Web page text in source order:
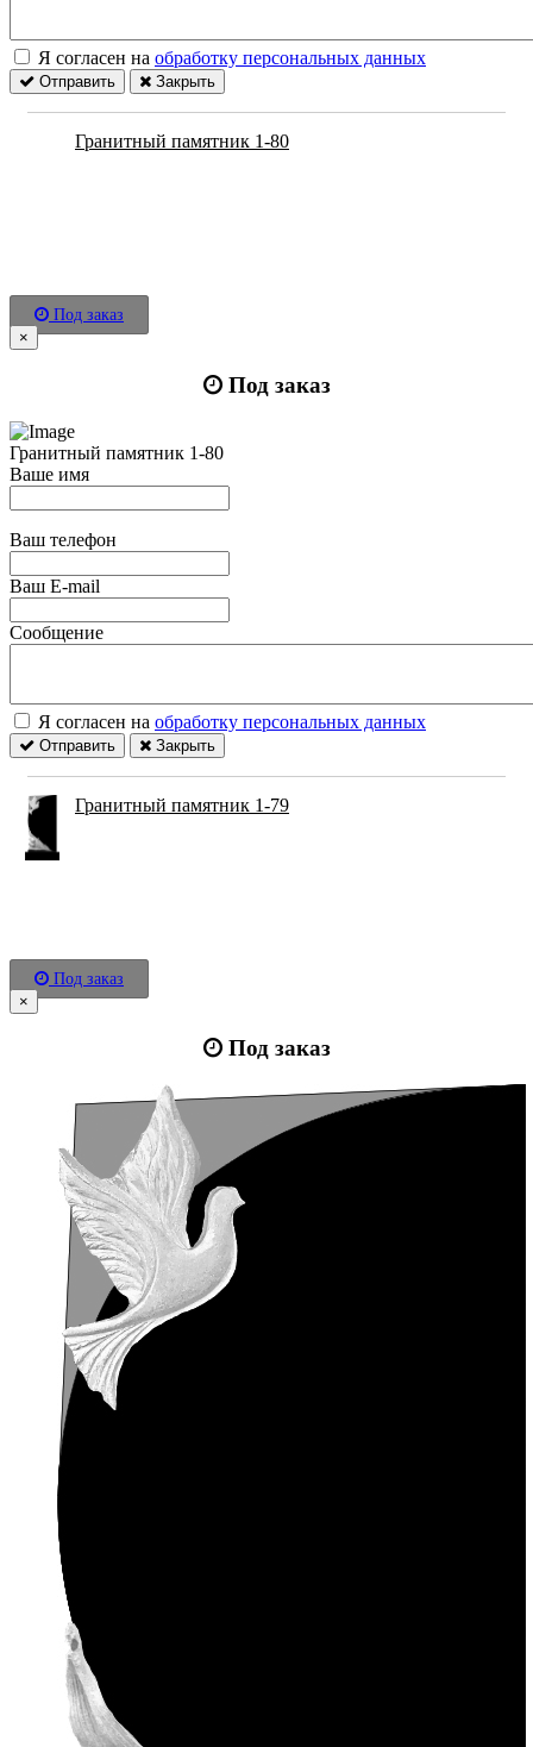
Я согласен на обработку персональных данных
Отправить Закрыть
Гранитный памятник 1-80
Под заказ
×
Под заказ
Гранитный памятник 1-80
Ваше имя
Ваш телефон
Ваш E-mail
Сообщение
Я согласен на обработку персональных данных
Отправить Закрыть
Гранитный памятник 1-79
Под заказ
×
Под заказ